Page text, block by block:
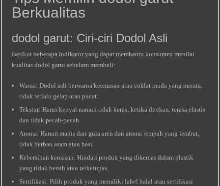
Berkualitas
dodol garut: Ciri‑ciri Dodol Asli
Berikut beberapa indikator yang dapat membantu konsumen menilai
kualitas dodol garut sebelum membeli:
Warna: Dodol asli berwarna keemasan atau coklat muda yang merata,
tidak terlalu gelap atau pucat.
Tekstur: Harus kenyal namun tidak keras; ketika ditekan, terasa elastis
dan tidak pecah‑pecah.
Aroma: Harum manis dari gula aren dan aroma rempah yang lembut,
tidak berbau asam atau basi.
Kebersihan kemasan: Hindari produk yang dikemas dalam plastik
yang tidak bersih atau terkelupas.
Sertifikasi: Pilih produk yang memiliki label halal atau sertifikasi